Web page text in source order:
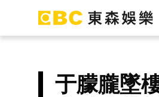
于朦朧墜